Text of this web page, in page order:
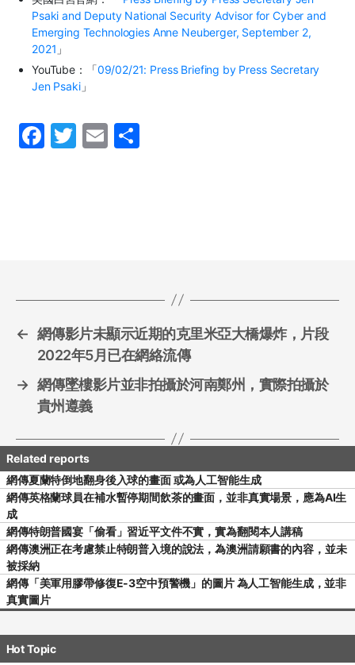
Psaki and Deputy National Security Advisor for Cyber and
Emerging Technologies Anne Neuberger, September 2,
2021 」
YouTube：「09/02/21: Press Briefing by Press Secretary
Jen Psaki」
F
T
E
← 網傳影片未顯示近期的克里米亞大橋爆炸，片段
2022年5月已在網絡流傳
→ 網傳墜樓影片並非拍攝於河南鄭州，實際拍攝於
貴州遵義
網傳夏蘭特倒地翻身後入球的畫面 或為人工智能生成
網傳英格蘭球員在補水暫停期間飲茶的畫面，並非真實場景，應為AI生
成
網傳特朗普國宴「偷看」習近平文件不實，實為翻閱本人講稿
網傳澳洲正在考慮禁止特朗普入境的說法，為澳洲請願書的內容，並未
被採納
網傳「美軍用膠帶修復E-3空中預警機」的圖片 為人工智能生成，並非
真實圖片
Hot Topic